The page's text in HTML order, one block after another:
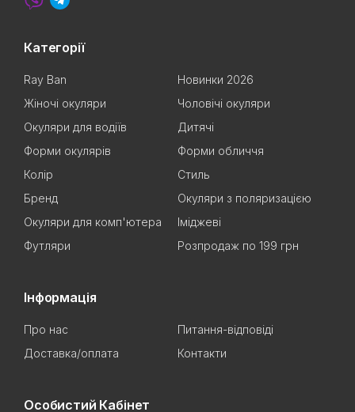
Категорії
Ray Ban
Новинки 2026
Жіночі окуляри
Чоловічі окуляри
Окуляри для водіїв
Дитячі
Форми окулярів
Форми обличчя
Колір
Стиль
Бренд
Окуляри з поляризацією
Окуляри для комп'ютера
Іміджеві
Футляри
Розпродаж по 199 грн
Інформація
Про нас
Питання-відповіді
Доставка/оплата
Контакти
Особистий Кабінет